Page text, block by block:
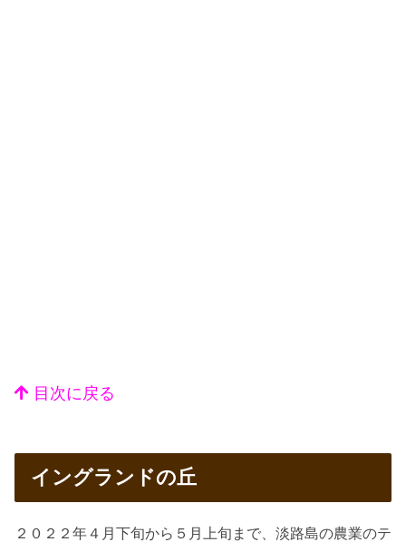
目次に戻る
イングランドの丘
２０２２年４月下旬から５月上旬まで、淡路島の農業のテ